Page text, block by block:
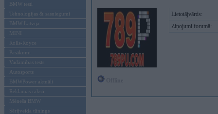
BMW testi
Tehnoloģijas & sasniegumi
BMW Latvijā
MINI
Rolls-Royce
Pasākumi
Vadāmības tests
Autosports
BMWPower aktuāli
Reklāmas raksti
Mēneša BMW
Sērijveida tūnings
Lietotājvārds:
Ziņojumi forumā: